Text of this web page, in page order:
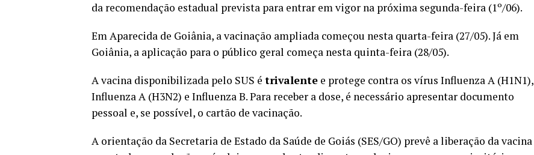
da recomendação estadual prevista para entrar em vigor na próxima segunda-feira (1º/06).
Em Aparecida de Goiânia, a vacinação ampliada começou nesta quarta-feira (27/05). Já em
Goiânia, a aplicação para o público geral começa nesta quinta-feira (28/05).
A vacina disponibilizada pelo SUS é trivalente e protege contra os vírus Influenza A (H1N1),
Influenza A (H3N2) e Influenza B. Para receber a dose, é necessário apresentar documento
pessoal e, se possível, o cartão de vacinação.
A orientação da Secretaria de Estado da Saúde de Goiás (SES/GO) prevê a liberação da vacina